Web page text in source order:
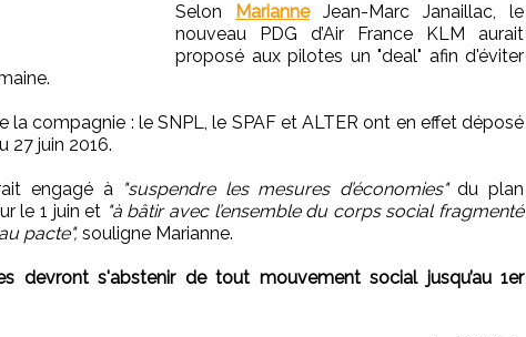
Selon MarianneJean-Marc Janaillac, le
nouveau PDG d’Air France KLM aurait
proposé aux pilotes un "deal" afin d'éviter
la compagnie : le SNPL, le SPAF et ALTER ont en effet déposé
27 juin 2016.
engagé à "suspendre les mesures d’économies"du plan
le 1 juin et "à bâtir avec l’ensemble du corps social fragmenté
pacte", souligne Marianne.
devront s'abstenir de tout mouvement social jusqu’au 1er